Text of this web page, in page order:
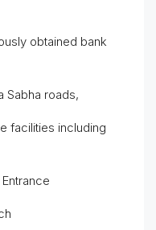
obtained bank
Sabha roads,
facilities including